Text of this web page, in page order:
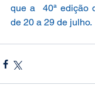
que a  40ª edição
de 20 a 29 de julho.